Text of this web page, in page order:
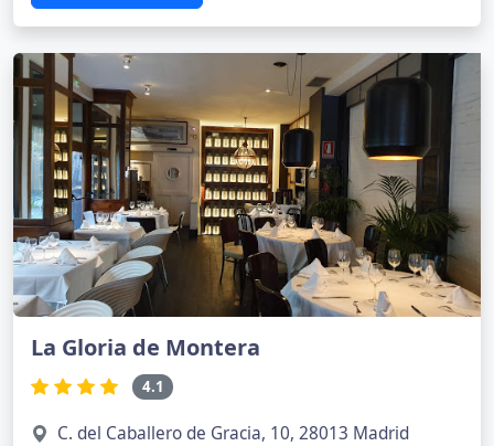
La Gloria de Montera
4.1
C. del Caballero de Gracia, 10, 28013 Madrid